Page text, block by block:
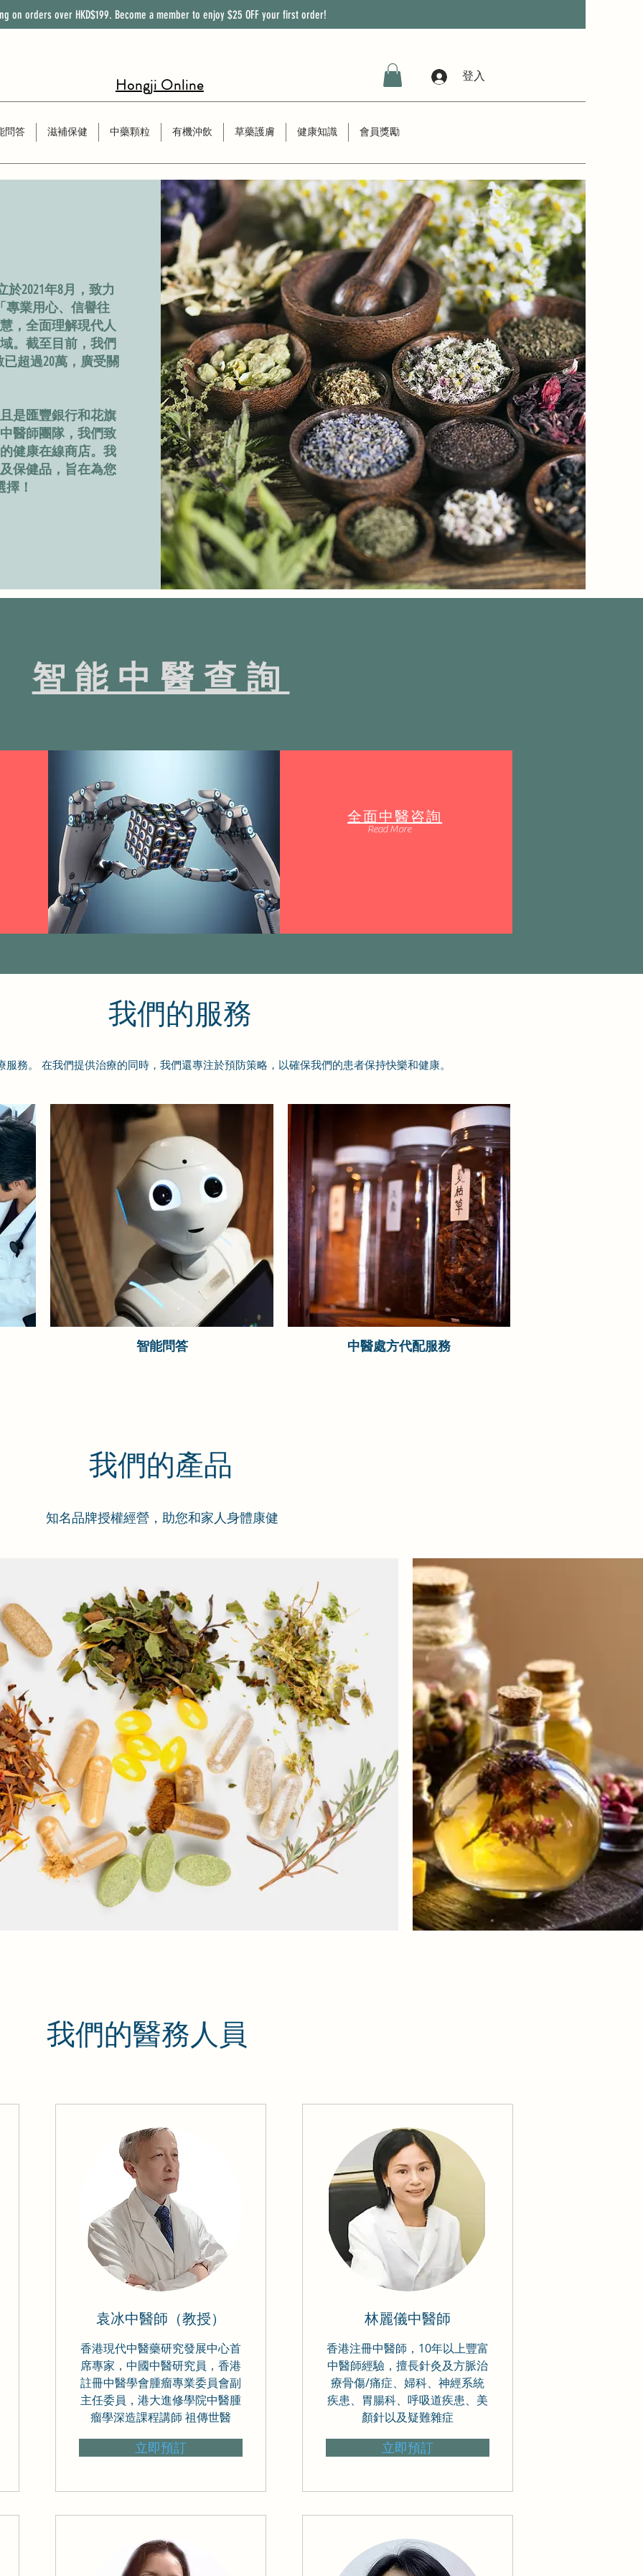
on orders over HKD$199. Become a member to enjoy $25 OFF your first order!
Hongji Online 登入
問答 滋補保健 中藥顆粒 有機沖飲 草藥護膚 健康知識 會員獎勵
於2021年8月，致力
專業用心、信譽往
，全面理解現代人
。截至目前，我們
已超過20萬，廣受關
是匯豐銀行和花旗
醫師團隊，我們致
健康在線商店。我
保健品，旨在為您
！
智能中醫查詢
全面中醫咨詢
Read More
我們的服務
務。 在我們提供治療的同時，我們還專注於預防策略，以確保我們的患者保持快樂和健康。
智能問答 中醫處方代配服務
我們的產品
知名品牌授權經營，助您和家人身體康健
我們的醫務人員
袁冰中醫師（教授）
香港現代中醫藥研究發展中心首
席專家，中國中醫研究員，香港
註冊中醫學會腫瘤專業委員會副
主任委員，港大進修學院中醫腫
瘤學深造課程講師 祖傳世醫
立即預訂
林麗儀中醫師
香港注冊中醫師，10年以上豐富
中醫師經驗，擅長針灸及方脈治
療骨傷/痛症、婦科、神經系統
疾患、胃腸科、呼吸道疾患、美
顏針以及疑難雜症
立即預訂